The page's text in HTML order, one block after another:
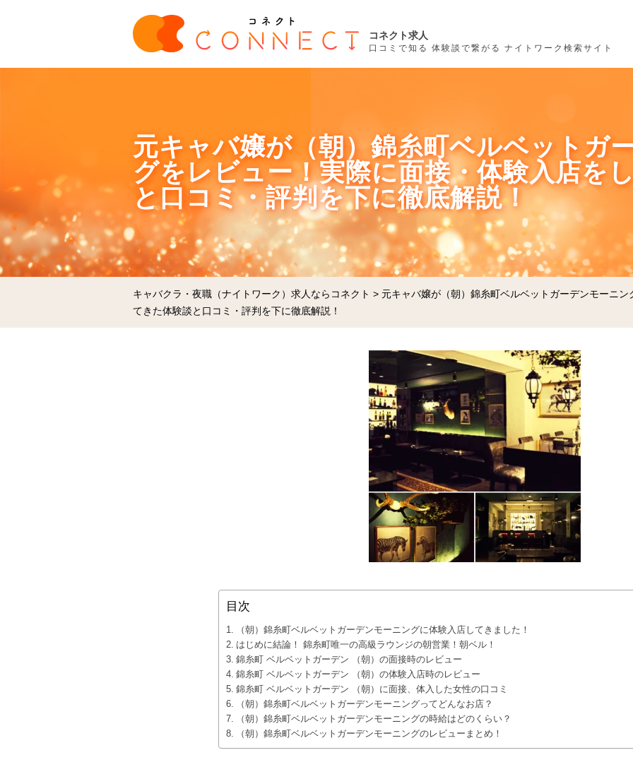
コネクト求人
口コミで知る 体験談で繋がる ナイトワーク検索サイト
元キャバ嬢が（朝）錦糸町ベルベットガ
グをレビュー！実際に面接・体験入店を
と口コミ・評判を下に徹底解説！
キャバクラ・夜職（ナイトワーク）求人ならコネクト > 元キャバ嬢が（朝）錦糸町ベルベットガーデンモーニ
てきた体験談と口コミ・評判を下に徹底解説！
目次
（朝）錦糸町ベルベットガーデンモーニングに体験入店してきました！
はじめに結論！ 錦糸町唯一の高級ラウンジの朝営業！朝ベル！
錦糸町 ベルベットガーデン （朝）の面接時のレビュー
錦糸町 ベルベットガーデン （朝）の体験入店時のレビュー
錦糸町 ベルベットガーデン （朝）に面接、体入した女性の口コミ
（朝）錦糸町ベルベットガーデンモーニングってどんなお店？
（朝）錦糸町ベルベットガーデンモーニングの時給はどのくらい？
（朝）錦糸町ベルベットガーデンモーニングのレビューまとめ！